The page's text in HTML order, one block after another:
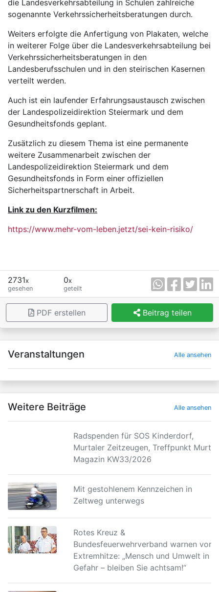
die Landesverkehrsabteilung in Schulen zahlreiche
sogenannte Verkehrssicherheitsberatungen durch.
Weiters erfolgte die Anfertigung von Plakaten, welche
in weiterer Folge über die Landesverkehrsabteilung bei
Verkehrssicherheitsberatungen in den
Landesberufsschulen und in den steirischen Kasernen
verteilt werden.
Auch ist ein laufender Erfahrungsaustausch zwischen
der Landespolizeidirektion Steiermark und dem
Gesundheitsfonds geplant.
Zusätzlich zu diesem Thema ist eine permanente
weitere Zusammenarbeit zwischen der
Landespolizeidirektion Steiermark und dem
Gesundheitsfonds in Form einer offiziellen
Sicherheitspartnerschaft in Arbeit.
Link zu den Kurzfilmen:
https://www.mehr-vom-leben.jetzt/sei-kein-risiko/
2731x
gesehen
0x
geteilt
PDF erstellen Beitrag teilen
×
Veranstaltungen Alle ansehen
Weitere Beiträge Alle ansehen
Radspenden für SOS Kinderdorf,
Murtaler Zeitzeugen, Treffpunkt Murtal
Magazin KW33/2026
Mit gestohlenem Kennzeichen in
Zeltweg unterwegs
Rotes Kreuz &
Bundesfeuerwehrverband warnen vor
Extremhitze: „Mensch und Umwelt in
Gefahr – bleiben Sie achtsam!“